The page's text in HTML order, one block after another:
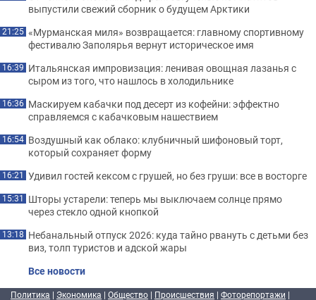
выпустили свежий сборник о будущем Арктики
21:25 «Мурманская миля» возвращается: главному спортивному
фестивалю Заполярья вернут историческое имя
16:39 Итальянская импровизация: ленивая овощная лазанья с
сыром из того, что нашлось в холодильнике
16:36 Маскируем кабачки под десерт из кофейни: эффектно
справляемся с кабачковым нашествием
16:54 Воздушный как облако: клубничный шифоновый торт,
который сохраняет форму
16:21 Удивил гостей кексом с грушей, но без груши: все в восторге
15:31 Шторы устарели: теперь мы выключаем солнце прямо
через стекло одной кнопкой
13:18 Небанальный отпуск 2026: куда тайно рвануть с детьми без
виз, толп туристов и адской жары
Все новости
Политика | Экономика | Общество | Происшествия | Фоторепортажи |